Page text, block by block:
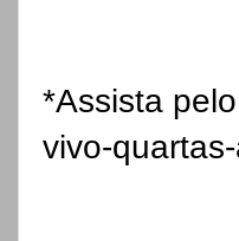
*Assista
vivo-